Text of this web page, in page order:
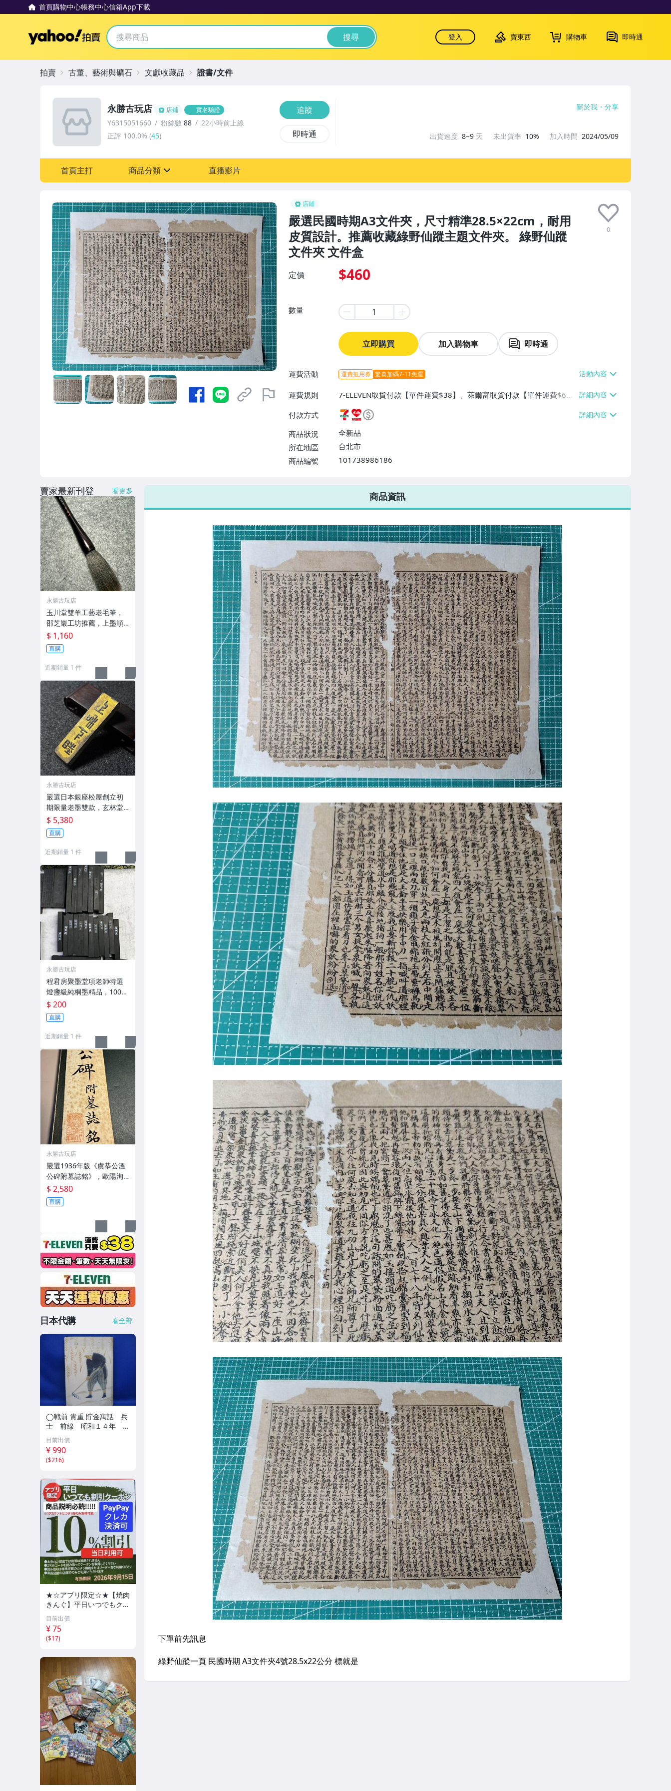
首頁購物中心帳務中心信箱App下載
Yahoo拍賣 搜尋 登入 賣東西 購物車 即時通
店鋪
嚴選民國時期A3文件夾，尺寸精準28.5×22cm，耐用
皮質設計。推薦收藏綠野仙蹤主題文件夾。 綠野仙蹤
文件夾 文件盒
0
定價 $460
數量
立即購買 加入購物車 即時通
運費活動 運費抵用券 驚喜加碼7-11免運
運費規則
7-ELEVEN取貨付款【單件運費$38】、萊爾富取貨付款【單件運費$6
0】、宅配/貨運【單件運費$130】
付款方式
商品狀況
全新品
所在地區
台北市
商品編號
101738986186
7-ELEVEN 運費只要38元
不限金額、筆數，筆筆優惠無限次！
永勝古玩店 店鋪 實名驗證
Y6315051660 粉絲數 88
22小時前上線
正評 100.0% (45)
追蹤
即時通
關於我 分享
出貨速度 8~9 天 未出貨率 10% 加入時間 2024/05/09
首頁主打 商品分類 直播影片
拍賣 古董、藝術與礦石 文獻收藏品 證書/文件
商品資訊
賣家最新刊登 看更多
永勝古玩店
玉川堂雙羊工藝老毛筆，
邵芝巖工坊推薦，上墨順
滑古墨專用 老墨 冬青 老筆
$ 1,160
直購
近期銷量 1 件
永勝古玩店
嚴選日本銀座松屋創立初
期限量老墨雙款，玄林堂
專為松屋打造，重量22.5
g，適合收藏及品味民國時
期古雅文化 文房用具 民國
古墨 收藏文玩
$ 5,380
直購
近期銷量 1 件
永勝古玩店
程君房聚墨堂項老師特選
燈盞級純桐墨精品，100克
以上，檀香墨質細膩黑亮
藍紫光放 檢驗嚴選推薦 燈
盞級墨 放藍紫光 檢驗嚴選
$ 200
直購
近期銷量 1 件
永勝古玩店
嚴選1936年版《虞恭公溫
公碑附墓誌銘》，歐陽洵
親筆手跡，典藏歷史與書
法珍品 唐史研究 碑刻藝術
田中和市版
$ 2,580
直購
日本代購 看全部
◯戦前 貴重 貯金寓話 兵
士 前線 昭和１４年 非
売品 貯金局 古い 昭和 レ
トロ アンティーク ヴィン
テージ ディスプレイ /426
14
目前出價
¥ 990
($216)
★☆アプリ限定☆★【焼肉
きんぐ】平日いつでもクー
ポン 10%割引券 9月15日
まで PayPay・クレカ決済
可 当日利用可能
目前出價
¥ 75
($17)